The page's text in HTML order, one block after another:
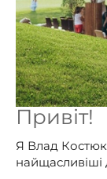
Привіт!
Я Влад